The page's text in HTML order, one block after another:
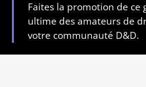
Faites la promotion de ce
ultime des amateurs de
votre communauté D&D.